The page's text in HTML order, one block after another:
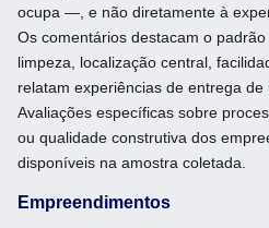
ocupa —, e não diretamente à
Os comentários destacam o
limpeza, localização central,
relatam experiências de entrega
Avaliações específicas sobre
ou qualidade construtiva dos
disponíveis na amostra coletada.
Empreendimentos